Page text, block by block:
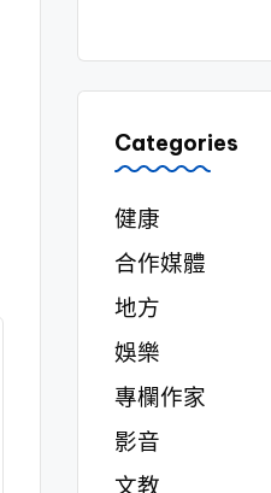
Categories
健康
合作媒體
地方
娛樂
專欄作家
影音
文教